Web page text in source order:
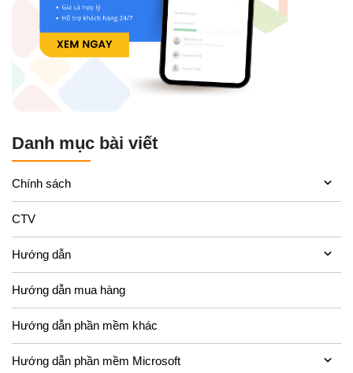
Danh mục bài viết
Chính sách
CTV
Hướng dẫn
Hướng dẫn mua hàng
Hướng dẫn phần mềm khác
Hướng dẫn phần mềm Microsoft